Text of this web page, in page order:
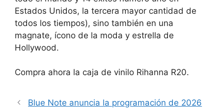
Estados Unidos, la tercera mayor cantidad de
todos los tiempos), sino también en una
magnate, ícono de la moda y estrella de
Hollywood.
Compra ahora la caja de vinilo Rihanna R20.
Blue Note anuncia la programación de 2026